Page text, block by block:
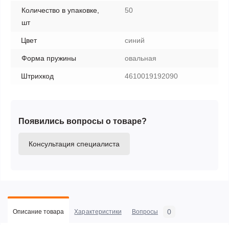
Количество в упаковке,
шт
50
Цвет синий
Форма пружины овальная
Штрихкод 4610019192090
Появились вопросы о товаре?
Консультация специалиста
Описание товара Характеристики Вопросы 0